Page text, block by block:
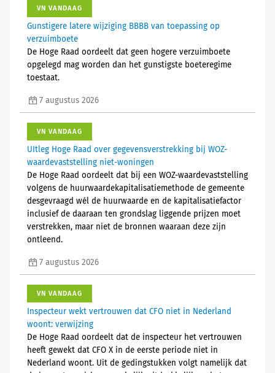
VN VANDAAG
Gunstigere latere wijziging BBBB van toepassing op
verzuimboete
De Hoge Raad oordeelt dat geen hogere verzuimboete
opgelegd mag worden dan het gunstigste boeteregime
toestaat.
7 augustus 2026
VN VANDAAG
UItleg Hoge Raad over gegevensverstrekking bij WOZ-
waardevaststelling niet-woningen
De Hoge Raad oordeelt dat bij een WOZ-waardevaststelling
volgens de huurwaardekapitalisatiemethode de gemeente
desgevraagd wél de huurwaarde en de kapitalisatiefactor
inclusief de daaraan ten grondslag liggende prijzen moet
verstrekken, maar niet de bronnen waaraan deze zijn
ontleend.
7 augustus 2026
VN VANDAAG
Inspecteur wekt vertrouwen dat CFO niet in Nederland
woont: verwijzing
De Hoge Raad oordeelt dat de inspecteur het vertrouwen
heeft gewekt dat CFO X in de eerste periode niet in
Nederland woont. Uit de gedingstukken volgt namelijk dat